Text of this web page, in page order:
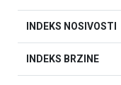
INDEKS NOSIVOSTI
INDEKS BRZINE